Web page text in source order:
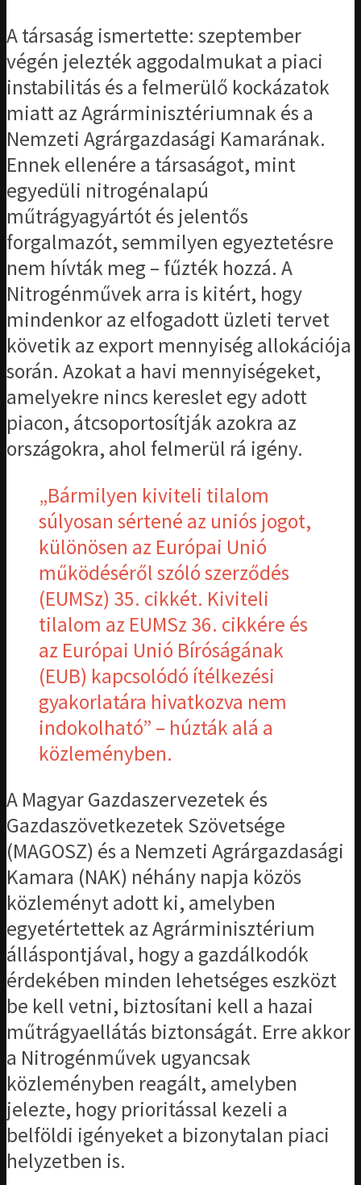
A társaság ismertette: szeptember
végén jelezték aggodalmukat a piaci
instabilitás és a felmerülő kockázatok
miatt az Agrárminisztériumnak és a
Nemzeti Agrárgazdasági Kamarának.
Ennek ellenére a társaságot, mint
egyedüli nitrogénalapú
műtrágyagyártót és jelentős
forgalmazót, semmilyen egyeztetésre
nem hívták meg – fűzték hozzá. A
Nitrogénművek arra is kitért, hogy
mindenkor az elfogadott üzleti tervet
követik az export mennyiség allokációja
során. Azokat a havi mennyiségeket,
amelyekre nincs kereslet egy adott
piacon, átcsoportosítják azokra az
országokra, ahol felmerül rá igény.
„Bármilyen kiviteli tilalom
súlyosan sértené az uniós jogot,
különösen az Európai Unió
működéséről szóló szerződés
(EUMSz) 35. cikkét. Kiviteli
tilalom az EUMSz 36. cikkére és
az Európai Unió Bíróságának
(EUB) kapcsolódó ítélkezési
gyakorlatára hivatkozva nem
indokolható” – húzták alá a
közleményben.
A Magyar Gazdaszervezetek és
Gazdaszövetkezetek Szövetsége
(MAGOSZ) és a Nemzeti Agrárgazdasági
Kamara (NAK) néhány napja közös
közleményt adott ki, amelyben
egyetértettek az Agrárminisztérium
álláspontjával, hogy a gazdálkodók
érdekében minden lehetséges eszközt
be kell vetni, biztosítani kell a hazai
műtrágyaellátás biztonságát. Erre akkor
a Nitrogénművek ugyancsak
közleményben reagált, amelyben
jelezte, hogy prioritással kezeli a
belföldi igényeket a bizonytalan piaci
helyzetben is.